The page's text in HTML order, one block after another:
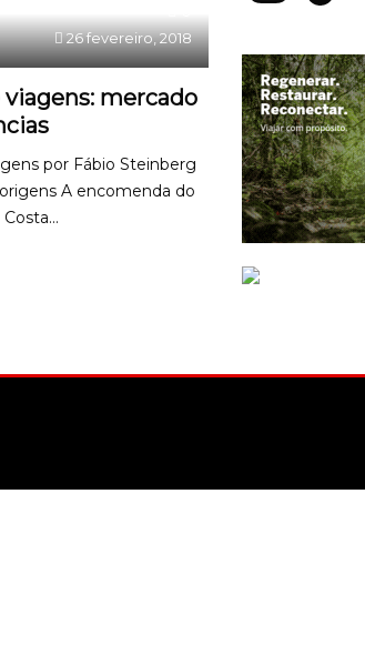
26 fevereiro, 2018
viagens: mercado
por Fábio Steinberg
A encomenda do